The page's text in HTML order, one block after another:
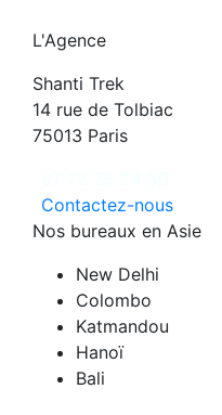
L'Agence
Shanti Trek
14 rue de Tolbiac
75013 Paris
Contactez-nous
Nos bureaux en Asie
New Delhi
Colombo
Katmandou
Hanoï
Bali